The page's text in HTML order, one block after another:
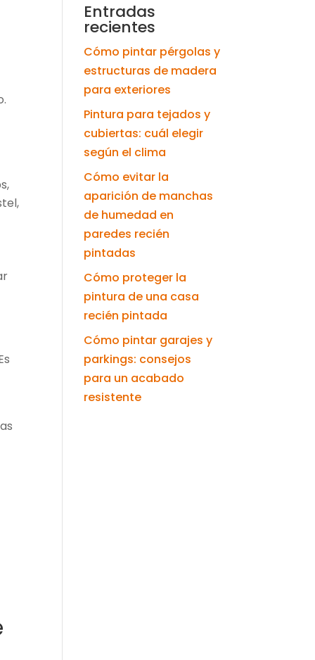
Entradas
recientes
Cómo pintar pérgolas y
estructuras de madera
para exteriores
Pintura para tejados y
cubiertas: cuál elegir
según el clima
Cómo evitar la
aparición de manchas
de humedad en
paredes recién
pintadas
Cómo proteger la
pintura de una casa
recién pintada
Cómo pintar garajes y
parkings: consejos
para un acabado
resistente